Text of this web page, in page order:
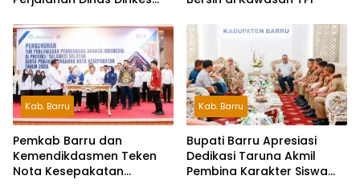
Tanpa Bukti Pengeluaran
Riil
Kab. Barru
Pemkab Barru dan
Kemendikdasmen Teken
Nota Kesepakatan
Kab. Barru
Bupati Barru Apresiasi
Dedikasi Taruna Akmil
Pembina Karakter Siswa